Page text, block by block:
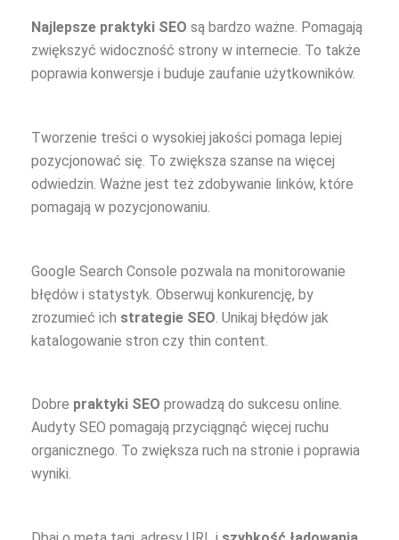
Najlepsze praktyki SEO są bardzo ważne. Pomagają
zwiększyć widoczność strony w internecie. To także
poprawia konwersje i buduje zaufanie użytkowników.
Tworzenie treści o wysokiej jakości pomaga lepiej
pozycjonować się. To zwiększa szanse na więcej
odwiedzin. Ważne jest też zdobywanie linków, które
pomagają w pozycjonowaniu.
Google Search Console pozwala na monitorowanie
błędów i statystyk. Obserwuj konkurencję, by
zrozumieć ich strategie SEO . Unikaj błędów jak
katalogowanie stron czy thin content.
Dobre praktyki SEO prowadzą do sukcesu online.
Audyty SEO pomagają przyciągnąć więcej ruchu
organicznego. To zwiększa ruch na stronie i poprawia
wyniki.